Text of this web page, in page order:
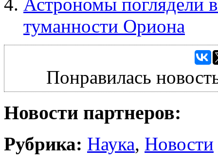
туманности Ориона
Понравилась
Новости партнеров:
Рубрика: Наука, Новости